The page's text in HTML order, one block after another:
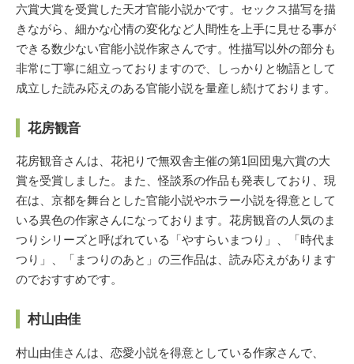
六賞大賞を受賞した天才官能小説かです。セックス描写を描
きながら、細かな心情の変化など人間性を上手に見せる事が
できる数少ない官能小説作家さんです。性描写以外の部分も
非常に丁寧に組立っておりますので、しっかりと物語として
成立した読み応えのある官能小説を量産し続けております。
花房観音
花房観音さんは、花祀りで無双舎主催の第1回団鬼六賞の大
賞を受賞しました。また、怪談系の作品も発表しており、現
在は、京都を舞台とした官能小説やホラー小説を得意として
いる異色の作家さんになっております。花房観音の人気のま
つりシリーズと呼ばれている「やすらいまつり」、「時代ま
つり」、「まつりのあと」の三作品は、読み応えがあります
のでおすすめです。
村山由佳
村山由佳さんは、恋愛小説を得意としている作家さんで、